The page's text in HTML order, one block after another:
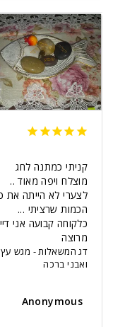
מרוצה
דג המשאלות - מגש עץ
ואבני ברכה
Anonymous